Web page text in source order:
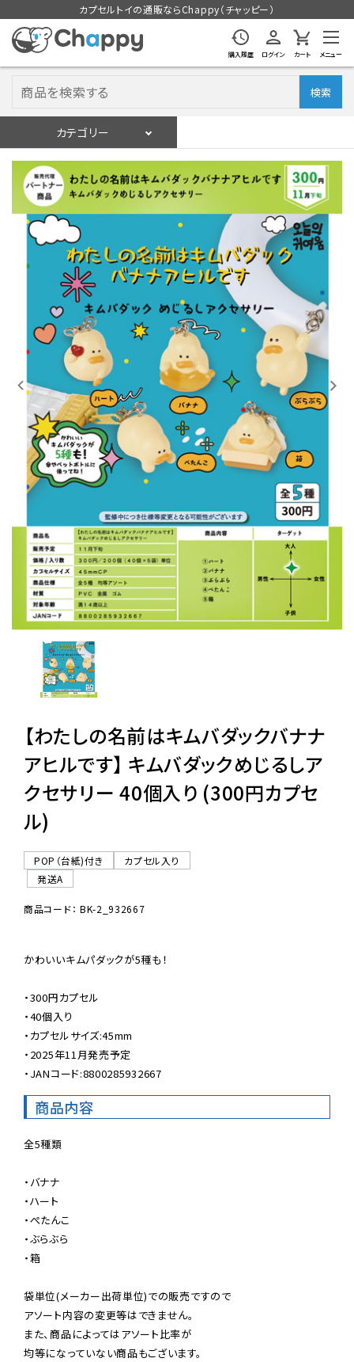
カプセルトイの通販ならChappy（チャッピー）
購入履歴 ログイン カート メニュー
検索
カテゴリー
ログイン 会員登録
入荷スケジュールをチェック
カプセルトイマシン本体
カプセルトイ
販促用空カプセル
レンタル
景品・玩具・文具
販促用カプセルトイ
よくあるご質問
ご利用ガイド
06-6282-7659
【わたしの名前はキムバダックバナナ
アヒルです】 キムバダックめじるしア
クセサリー 40個入り (300円カプセ
ル)
POP（台紙)付き
カプセル入り
発送A
商品コード： BK-2_932667
かわいいキムパダックが5種も！
・300円カプセル
・40個入り
・カプセルサイズ:45mm
・2025年11月発売予定
・JANコード:8800285932667
商品内容
全5種類
・バナナ
・ハート
・ぺたんこ
・ぶらぶら
・箱
袋単位(メーカー出荷単位)での販売ですので
アソート内容の変更等はできません。
また、商品によってはアソート比率が
均等になっていない商品もございます。